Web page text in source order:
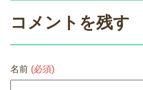
コメントを残す
名前 (必須)